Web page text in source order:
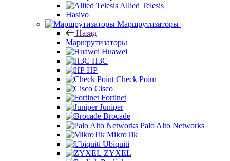
Allied Telesis
Hasivo
Маршрутизаторы
Назад
Маршрутизаторы
Huawei
H3C
HP
Check Point
Cisco
Fortinet
Juniper
Brocade
Palo Alto Networks
MikroTik
Ubiquiti
ZYXEL